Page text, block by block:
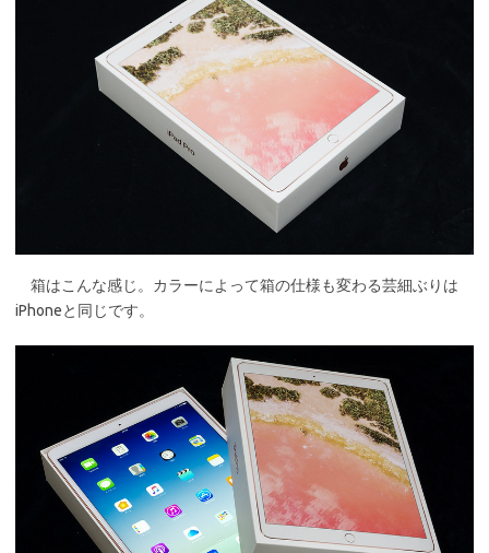
箱はこんな感じ。カラーによって箱の仕様も変わる芸細ぶりは
iPhoneと同じです。